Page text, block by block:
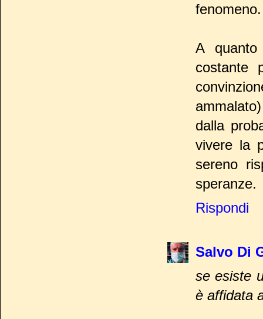
fenomeno.
A
costante
dalla
vivere la
sereno
speranze.
Rispondi
Salvo Di
se esiste
è affidata